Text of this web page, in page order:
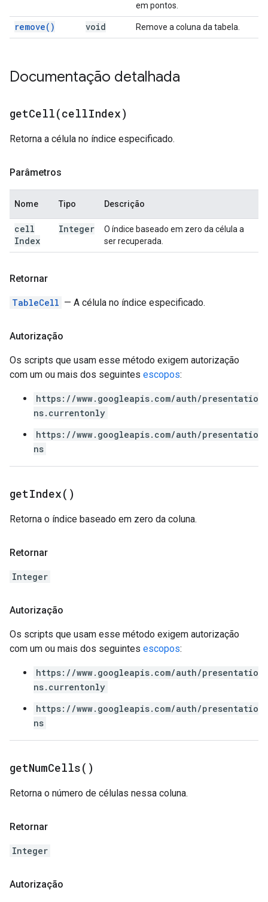
em pontos.
remove( ) void Remove a coluna da tabela.
Documentação detalhada
getCell(cellIndex)
Retorna a célula no índice especificado.
Parâmetros
Nome Tipo Descrição
cell
Index
Integer
O índice baseado em zero da célula a
ser recuperada.
Retornar
TableCell — A célula no índice especificado.
Autorização
Os scripts que usam esse método exigem autorização
com um ou mais dos seguintes escopos:
https://www.googleapis.com/auth/presentatio
ns.currentonly
https://www.googleapis.com/auth/presentatio
ns
getIndex( )
Retorna o índice baseado em zero da coluna.
Retornar
Integer
Autorização
Os scripts que usam esse método exigem autorização
com um ou mais dos seguintes escopos:
https://www.googleapis.com/auth/presentatio
ns.currentonly
https://www.googleapis.com/auth/presentatio
ns
getNumCells( )
Retorna o número de células nessa coluna.
Retornar
Integer
Autorização